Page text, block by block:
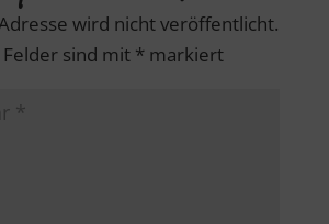
wird nicht veröffentlicht.
sind mit *markiert